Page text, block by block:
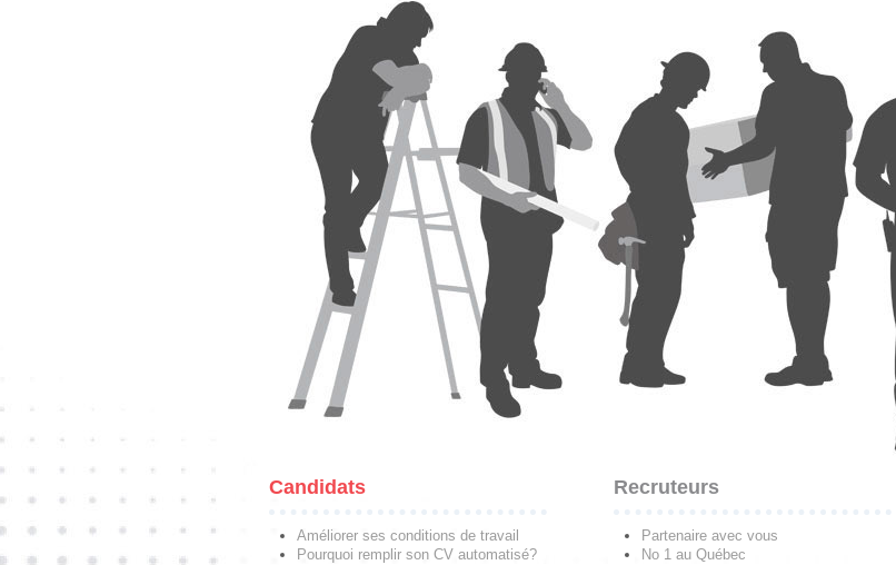
Candidats
Améliorer ses conditions de travail
Pourquoi remplir son CV automatisé?
Recruteurs
Partenaire avec vous
No 1 au Québec